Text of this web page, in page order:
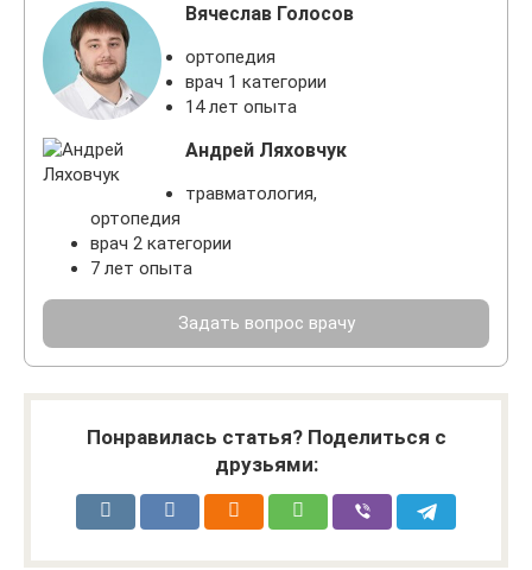
Вячеслав Голосов
ортопедия
врач 1 категории
14 лет опыта
Андрей Ляховчук
травматология,
ортопедия
врач 2 категории
7 лет опыта
Задать вопрос врачу
Понравилась статья? Поделиться с
друзьями: